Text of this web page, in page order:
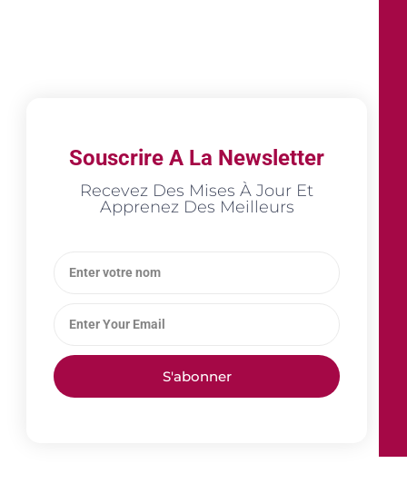
Souscrire A La Newsletter
Recevez Des Mises À Jour Et
Apprenez Des Meilleurs
S'abonner